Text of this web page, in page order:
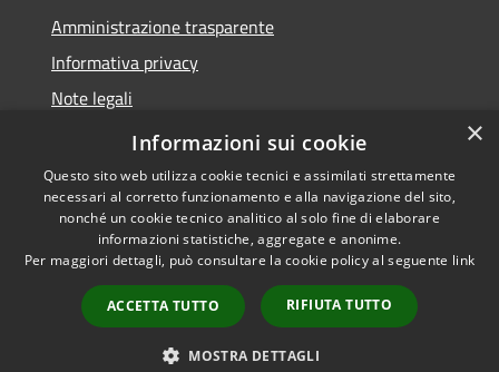
Amministrazione trasparente
Informativa privacy
Note legali
Dichiarazione di accessibilità
Accessibilità
Copyright © 2026 • Comune di
Filottrano • Powered by
Municipium•
Accesso
redazione
×
Informazioni sui cookie
Questo sito web utilizza cookie tecnici e assimilati strettamente
necessari al corretto funzionamento e alla navigazione del sito,
nonché un cookie tecnico analitico al solo fine di elaborare
informazioni statistiche, aggregate e anonime.
Per maggiori dettagli, può consultare la cookie policy al seguente link
ACCETTA TUTTO RIFIUTA TUTTO
MOSTRA DETTAGLI